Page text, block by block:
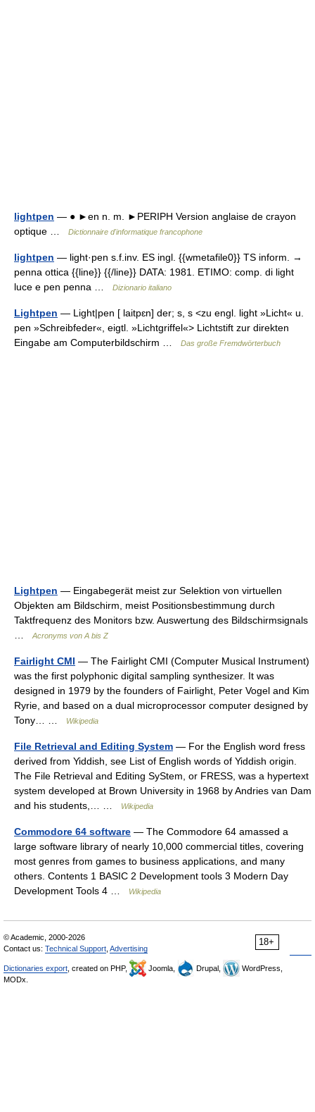
lightpen — ● ►en n. m. ►PERIPH Version anglaise de crayon
optique …
Dictionnaire d'informatique francophone
lightpen — light·pen s.f.inv. ES ingl. {{wmetafile0}} TS inform. →
penna ottica {{line}} {{/line}} DATA: 1981. ETIMO: comp. di light
luce e pen penna …
Dizionario italiano
Lightpen — Light|pen [ laitpɛn] der; s, s <zu engl. light »Licht« u.
pen »Schreibfeder«, eigtl. »Lichtgriffel«> Lichtstift zur direkten
Eingabe am Computerbildschirm …
Das große Fremdwörterbuch
Lightpen — Eingabegerät meist zur Selektion von virtuellen
Objekten am Bildschirm, meist Positionsbestimmung durch
Taktfrequenz des Monitors bzw. Auswertung des Bildschirmsignals
Acronyms von A bis Z
Fairlight CMI — The Fairlight CMI (Computer Musical Instrument)
was the first polyphonic digital sampling synthesizer. It was
designed in 1979 by the founders of Fairlight, Peter Vogel and Kim
Ryrie, and based on a dual microprocessor computer designed by
Tony… …
Wikipedia
File Retrieval and Editing System — For the English word fress
derived from Yiddish, see List of English words of Yiddish origin.
The File Retrieval and Editing SyStem, or FRESS, was a hypertext
system developed at Brown University in 1968 by Andries van Dam
and his students,… …
Wikipedia
Commodore 64 software — The Commodore 64 amassed a
large software library of nearly 10,000 commercial titles, covering
most genres from games to business applications, and many
others. Contents 1 BASIC 2 Development tools 3 Modern Day
Development Tools 4 …
Wikipedia
18+
© Academic, 2000-2026
Contact us: Technical Support Advertising
Dictionaries export , created on PHP, Joomla, Drupal,
WordPress,
MODx.